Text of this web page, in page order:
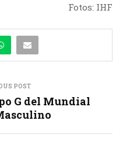
Fotos: IHF
POST
G del Mundial